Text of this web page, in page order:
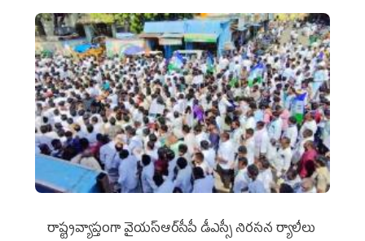
రాష్ట్రవ్యాప్తంగా వైయ‌స్ఆర్‌సీపీ డీఎస్సీ నిరసన ర్యాలీలు